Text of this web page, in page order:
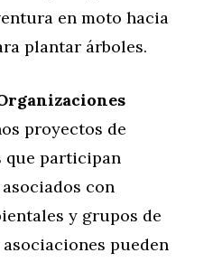
en moto hacia
plantar árboles.
proyectos de
que participan
con
y grupos de
pueden